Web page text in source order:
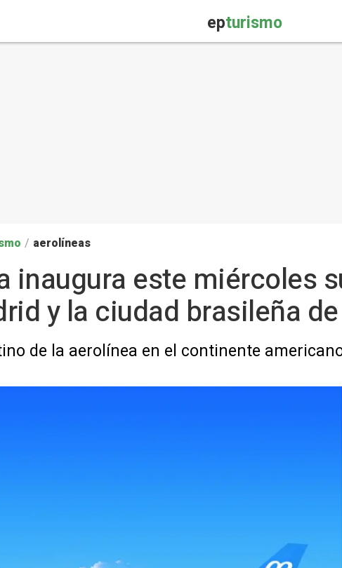
epturismo
/ aerolíneas
inaugura este miércoles
y la ciudad brasileña
de la aerolínea en el continente